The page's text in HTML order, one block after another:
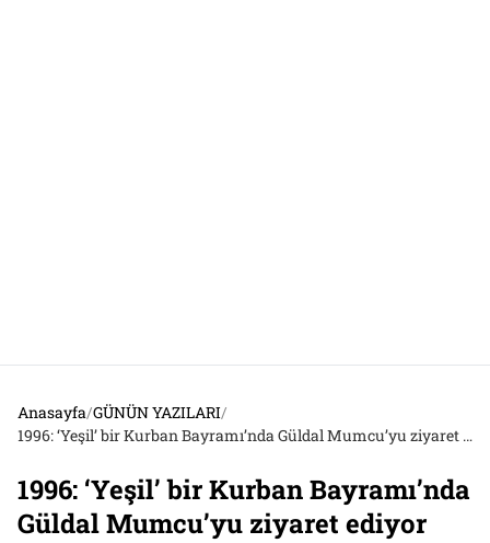
Anasayfa/GÜNÜN YAZILARI/
1996: ‘Yeşil’ bir Kurban Bayramı’nda Güldal Mumcu’yu ziyaret ediyor
1996: ‘Yeşil’ bir Kurban Bayramı’nda
Güldal Mumcu’yu ziyaret ediyor